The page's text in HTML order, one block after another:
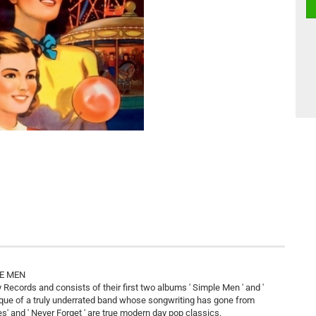
MEN
and consists of their first two albums ' Simple Men ' and '
of a truly underrated band whose songwriting has gone from
and ' Never Forget ' are true modern day pop classics.